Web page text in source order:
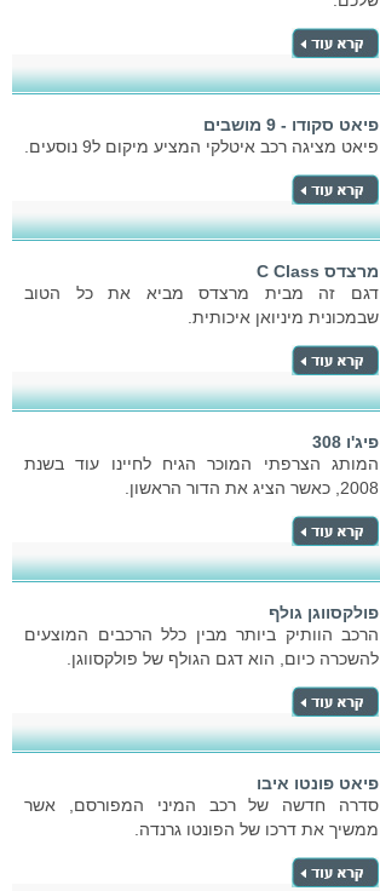
פיאט סקודו - 9 מושבים
פיאט מציגה רכב איטלקי המציע מיקום ל9 נוסעים.
מרצדס C Class
דגם זה מבית מרצדס מביא את כל הטוב
שבמכונית מיניואן איכותית.
פיג'ו 308
המותג הצרפתי המוכר הגיח לחיינו עוד בשנת
2008, כאשר הציג את הדור הראשון.
פולקסווגן גולף
הרכב הוותיק ביותר מבין כלל הרכבים המוצעים
להשכרה כיום, הוא דגם הגולף של פולקסווגן.
פיאט פונטו איבו
סדרה חדשה של רכב המיני המפורסם, אשר
ממשיך את דרכו של הפונטו גרנדה.